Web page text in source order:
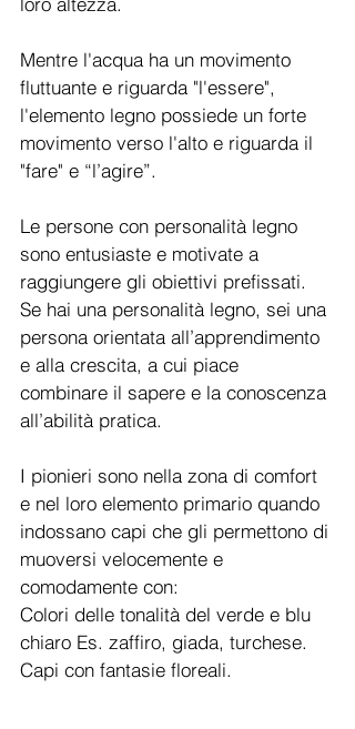
Mentre l'acqua ha un movimento
fluttuante e riguarda "l'essere",
l'elemento legno possiede un forte
movimento verso l'alto e riguarda il
"fare" e “l’agire”.
Le persone con personalità legno
sono entusiaste e motivate a
raggiungere gli obiettivi prefissati.
Se hai una personalità legno, sei una
persona orientata all’apprendimento
e alla crescita, a cui piace
combinare il sapere e la conoscenza
all’abilità pratica.
I pionieri sono nella zona di comfort
e nel loro elemento primario quando
indossano capi che gli permettono di
muoversi velocemente e
comodamente con:
Colori delle tonalità del verde e blu
chiaro Es. zaffiro, giada, turchese.
Capi con fantasie floreali.